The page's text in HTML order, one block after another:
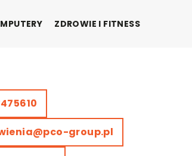
ZDROWIE I FITNESS
group.pl